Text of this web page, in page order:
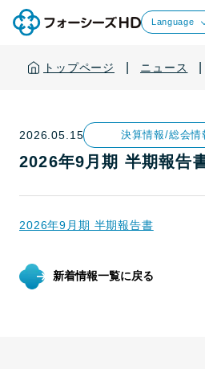
Language
トップページ ニュース
2026.05.15 決算情報/総会情
2026年9月期 半期報告
2026年9月期 半期報告書
新着情報一覧に戻る